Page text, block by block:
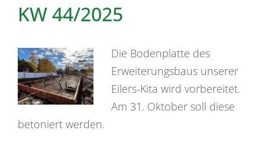
KW 44/2025
Die Bodenplatte des
Erweiterungsbaus unserer
Eilers-Kita wird vorbereitet.
Am 31. Oktober soll diese
betoniert werden.